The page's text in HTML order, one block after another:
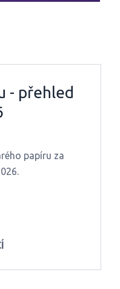
- přehled
papíru za